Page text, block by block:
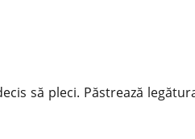
să pleci. Păstrează